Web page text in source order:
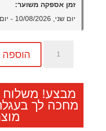
זמן אספקה משוער:
יום שני, 10/08/2026 - יום שלישי, 18/08/2026
1000
תמונות
10X15
מבצע!
מחכה לך